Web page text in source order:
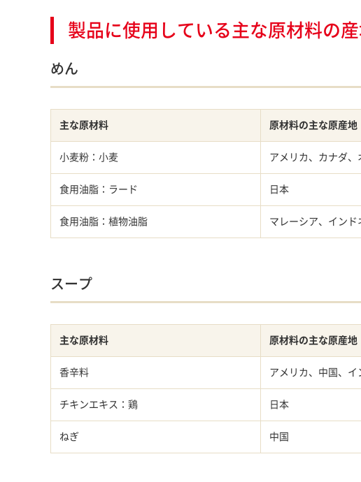
製品に使用している主な原材料の
めん
主な原材料 原材料の主な原産地
小麦粉：小麦 アメリカ、カナダ
食用油脂：ラード 日本
食用油脂：植物油脂 マレーシア、インド
スープ
主な原材料 原材料の主な原産地
香辛料 アメリカ、中国、
チキンエキス：鶏 日本
ねぎ 中国